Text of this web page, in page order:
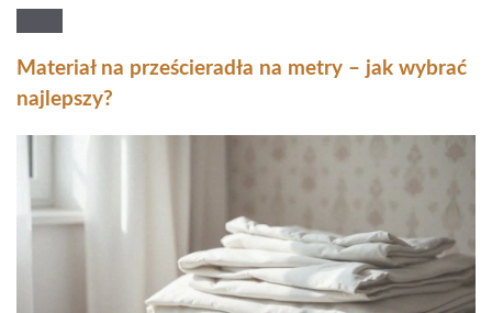
Materiał na prześcieradła na metry – jak wybrać
najlepszy?